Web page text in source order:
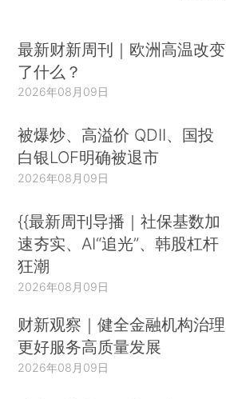
最新财新周刊｜欧洲高温改变
了什么？
2026年08月09日
被爆炒、高溢价 QDII、国投
白银LOF明确被退市
2026年08月09日
{{最新周刊导播｜社保基数加
速夯实、AI“追光”、韩股杠杆
狂潮
2026年08月09日
财新观察｜健全金融机构治理
更好服务高质量发展
2026年08月09日